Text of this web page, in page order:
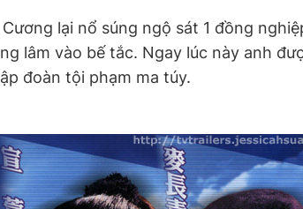
lại nổ súng ngộ sát 1 đồng
lâm vào bế tắc. Ngay lúc này anh
đoàn tội phạm ma túy.